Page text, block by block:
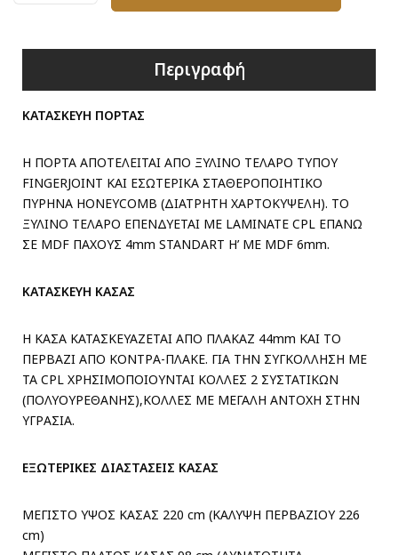
Περιγραφή
ΚΑΤΑΣΚΕΥΗ ΠΟΡΤΑΣ
Η ΠΟΡΤΑ ΑΠΟΤΕΛΕΙΤΑΙ ΑΠΟ ΞΥΛΙΝΟ ΤΕΛΑΡΟ ΤΥΠΟΥ
FINGERJOINT ΚΑΙ ΕΣΩΤΕΡΙΚΑ ΣΤΑΘΕΡΟΠΟΙΗΤΙΚΟ
ΠΥΡΗΝΑ HONEYCOMB (ΔΙΑΤΡΗΤΗ ΧΑΡΤΟΚΥΨΕΛΗ). ΤΟ
ΞΥΛΙΝΟ ΤΕΛΑΡΟ ΕΠΕΝΔΥΕΤΑΙ ΜΕ LAMINATE CPL ΕΠΑΝΩ
ΣΕ MDF ΠΑΧΟΥΣ 4mm STANDART H’ ME MDF 6mm.
ΚΑΤΑΣΚΕΥΗ ΚΑΣΑΣ
Η ΚΑΣΑ ΚΑΤΑΣΚΕΥΑΖΕΤΑΙ ΑΠΟ ΠΛΑΚΑΖ 44mm ΚΑΙ ΤΟ
ΠΕΡΒΑΖΙ ΑΠΟ ΚΟΝΤΡΑ-ΠΛΑΚΕ. ΓΙΑ ΤΗΝ ΣΥΓΚΟΛΛΗΣΗ ΜΕ
ΤΑ CPL ΧΡΗΣΙΜΟΠΟΙΟΥΝΤΑΙ ΚΟΛΛΕΣ 2 ΣΥΣΤΑΤΙΚΩΝ
(ΠΟΛΥΟΥΡΕΘΑΝΗΣ),ΚΟΛΛΕΣ ΜΕ ΜΕΓΑΛΗ ΑΝΤΟΧΗ ΣΤΗΝ
ΥΓΡΑΣΙΑ.
ΕΞΩΤΕΡΙΚΕΣ ΔΙΑΣΤΑΣΕΙΣ ΚΑΣΑΣ
ΜΕΓΙΣΤΟ ΥΨΟΣ ΚΑΣΑΣ 220 cm (ΚΑΛΥΨΗ ΠΕΡΒΑΖΙΟΥ 226
cm)